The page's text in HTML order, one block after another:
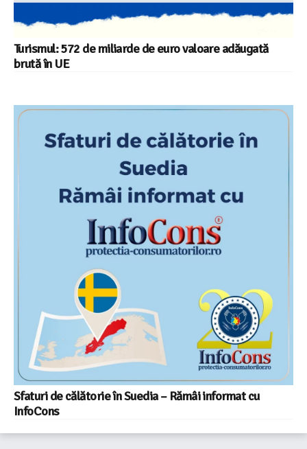
Turismul: 572 de miliarde de euro valoare adăugată
brută în UE
Sfaturi de călătorie în Suedia – Rămâi informat cu
InfoCons